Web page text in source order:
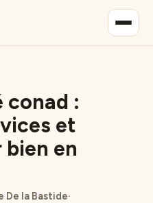
conad :
et
bien en
De la Bastide·